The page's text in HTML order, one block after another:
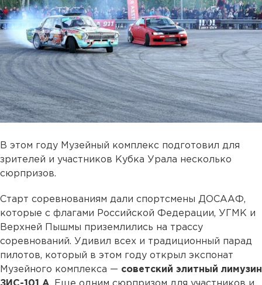
В этом году Музейный комплекс подготовил для
зрителей и участников Кубка Урала несколько
сюрпризов.
Старт соревнованиям дали спортсмены ДОСААФ,
которые с флагами Российской Федерации, УГМК и
Верхней Пышмы приземлились на трассу
соревнований. Удивил всех и традиционный парад
пилотов, который в этом году открыл экспонат
Музейного комплекса — советский элитный лимузин